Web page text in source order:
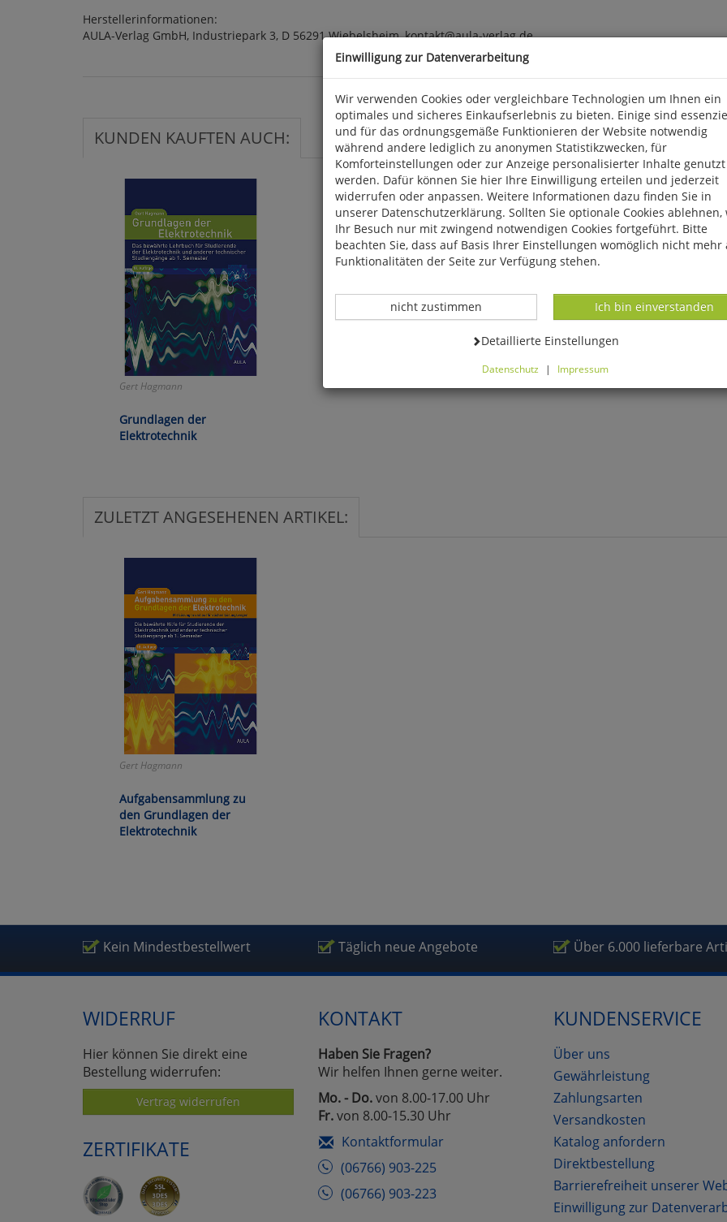
Herstellerinformationen:
AULA-Verlag GmbH, Industriepark 3, D 56291 Wiebelsheim, kontakt@aula-verlag.de
KUNDEN KAUFTEN AUCH:
Gert Hagmann
Grundlagen der
Elektrotechnik
ZULETZT ANGESEHENEN ARTIKEL:
Gert Hagmann
Aufgabensammlung zu
den Grundlagen der
Elektrotechnik
Kein Mindestbestellwert Täglich neue Angebote Über 6.000 lieferbare
WIDERRUF
Hier können Sie direkt eine
Bestellung widerrufen:
Vertrag widerrufen
ZERTIFIKATE
KONTAKT
Haben Sie Fragen?
Wir helfen Ihnen gerne weiter.
Mo. - Do.von 8.00-17.00 Uhr
Fr.von 8.00-15.30 Uhr
Kontaktformular
(06766) 903-225
(06766) 903-223
KUNDENSERVICE
Über uns
Gewährleistung
Zahlungsarten
Versandkosten
Katalog anfordern
Direktbestellung
Barrierefreiheit unserer
Einwilligung zur
Einwilligung zur Datenverarbeitung
Wir verwenden Cookies oder vergleichbare Technologien um Ihnen ein
optimales und sicheres Einkaufserlebnis zu bieten. Einige sind
und für das ordnungsgemäße Funktionieren der Website notwendig
während andere lediglich zu anonymen Statistikzwecken, für
Komforteinstellungen oder zur Anzeige personalisierter Inhalte genutzt
werden. Dafür können Sie hier Ihre Einwilligung erteilen und jederzeit
widerrufen oder anpassen. Weitere Informationen dazu finden Sie in
unserer Datenschutzerklärung. Sollten Sie optionale Cookies ablehnen,
Ihr Besuch nur mit zwingend notwendigen Cookies fortgeführt. Bitte
beachten Sie, dass auf Basis Ihrer Einstellungen womöglich nicht mehr
Funktionalitäten der Seite zur Verfügung stehen.
Datenverarbeitung -
Ich bin einverstanden
Datenverarbeitung -
nicht zustimmen
Datenverarbeitung -
Detaillierte Einstellungen
Datenschutz | Impressum
Cookies ablehnen, wird Ihr Besuch nur mit zwingend notwendigen